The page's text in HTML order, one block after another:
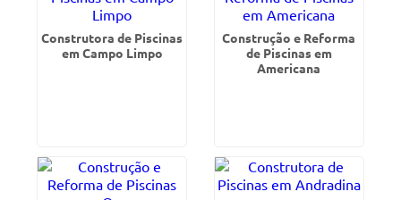
Construtora de Piscinas
em Campo Limpo
Construção e Reforma
de Piscinas em
Americana